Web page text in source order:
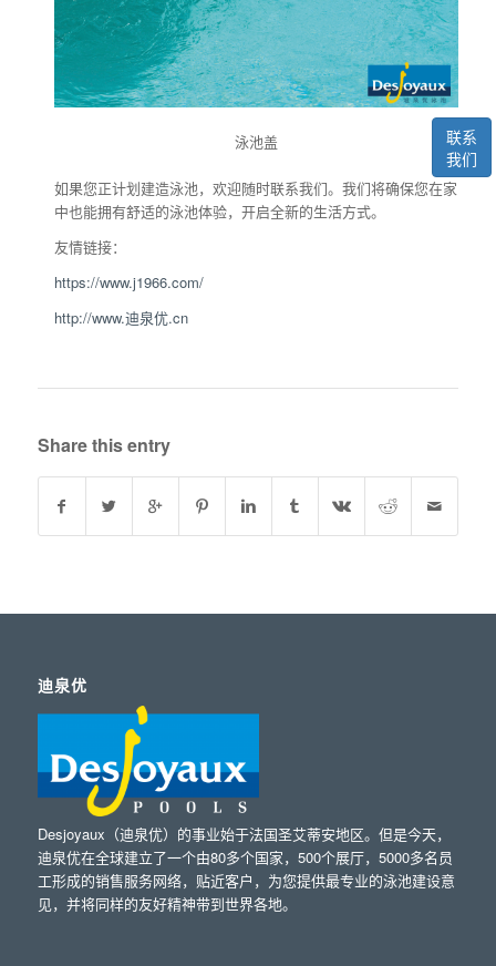
联系
我们
泳池盖
如果您正计划建造泳池，欢迎随时联系我们。我们将确保您在家
中也能拥有舒适的泳池体验，开启全新的生活方式。
友情链接：
https://www.j1966.com/
http://www.迪泉优.cn
Share this entry
迪泉优
Desjoyaux（迪泉优）的事业始于法国圣艾蒂安地区。但是今天，
迪泉优在全球建立了一个由80多个国家，500个展厅，5000多名员
工形成的销售服务网络，贴近客户，为您提供最专业的泳池建设意
见，并将同样的友好精神带到世界各地。